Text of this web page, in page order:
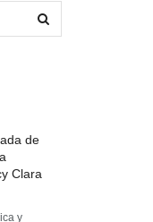
de
Clara
y